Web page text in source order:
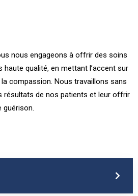
nous engageons à offrir des soins
haute qualité, en mettant l’accent sur
compassion. Nous travaillons sans
résultats de nos patients et leur offrir
guérison.